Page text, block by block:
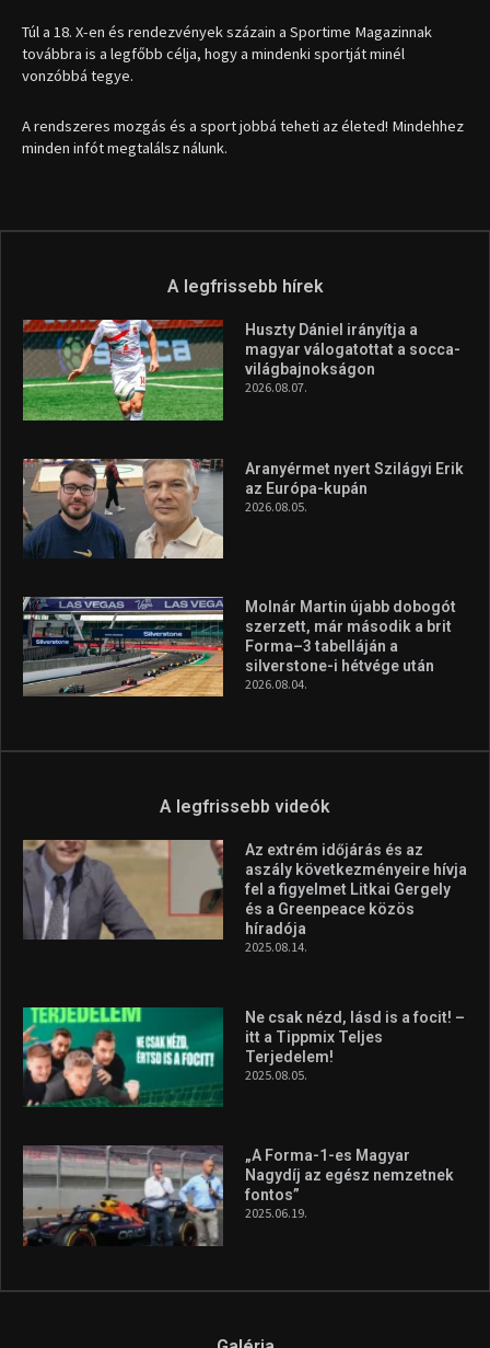
Túl a 18. X-en és rendezvények százain a Sportime Magazinnak
továbbra is a legfőbb célja, hogy a mindenki sportját minél
vonzóbbá tegye.
A rendszeres mozgás és a sport jobbá teheti az életed! Mindehhez
minden infót megtalálsz nálunk.
A legfrissebb hírek
Huszty Dániel irányítja a
magyar válogatottat a socca-
világbajnokságon
2026.08.07.
Aranyérmet nyert Szilágyi Erik
az Európa-kupán
2026.08.05.
Molnár Martin újabb dobogót
szerzett, már második a brit
Forma–3 tabelláján a
silverstone-i hétvége után
2026.08.04.
A legfrissebb videók
Az extrém időjárás és az
aszály következményeire hívja
fel a figyelmet Litkai Gergely
és a Greenpeace közös
híradója
2025.08.14.
Ne csak nézd, lásd is a focit! –
itt a Tippmix Teljes
Terjedelem!
2025.08.05.
„A Forma-1-es Magyar
Nagydíj az egész nemzetnek
fontos”
2025.06.19.